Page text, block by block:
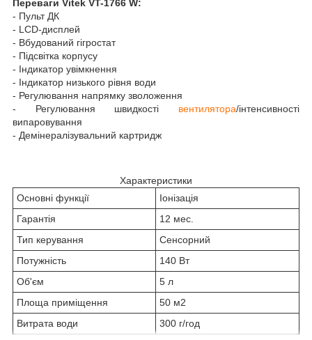
Переваги Vitek VT-1766 W:
- Пульт ДК
- LCD-дисплей
- Вбудований гігростат
- Підсвітка корпусу
- Індикатор увімкнення
- Індикатор низького рівня води
- Регулювання напрямку зволоження
- Регулювання швидкості вентилятора/інтенсивності
випаровування
- Демінералізувальний картридж
Характеристики
Основні функції
Іонізація
Гарантія
12 мес.
Тип керування
Сенсорний
Потужність
140 Вт
Об'єм
5 л
Площа приміщення
50 м2
Витрата води
300 г/год